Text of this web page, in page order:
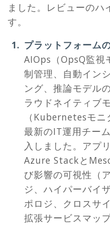
ました。レビューの
す。
プラットフォームの
AIOps（OpsQ監視
制管理、自動イン
ング、推論モデル
ラウドネイティブ
（Kubernetesモニ
最新のIT運用チー
入しました。アプ
Azure Stackと
び影響の可視性（
ジ、ハイパーバイ
ポロジ、クロスサ
拡張サービスマッ